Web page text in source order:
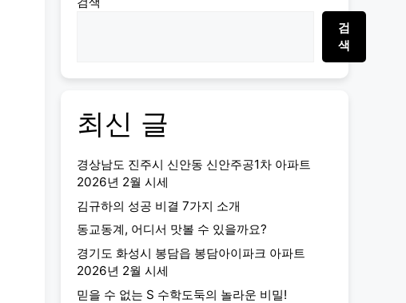
검
색
최신 글
경상남도 진주시 신안동 신안주공1차 아파트
2026년 2월 시세
김규하의 성공 비결 7가지 소개
동교동계, 어디서 맛볼 수 있을까요?
경기도 화성시 봉담읍 봉담아이파크 아파트
2026년 2월 시세
믿을 수 없는 S 수학도둑의 놀라운 비밀!